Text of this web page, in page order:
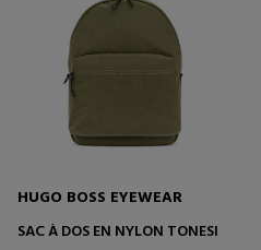
HUGO BOSS EYEWEAR
SAC À DOS EN NYLON TONESI